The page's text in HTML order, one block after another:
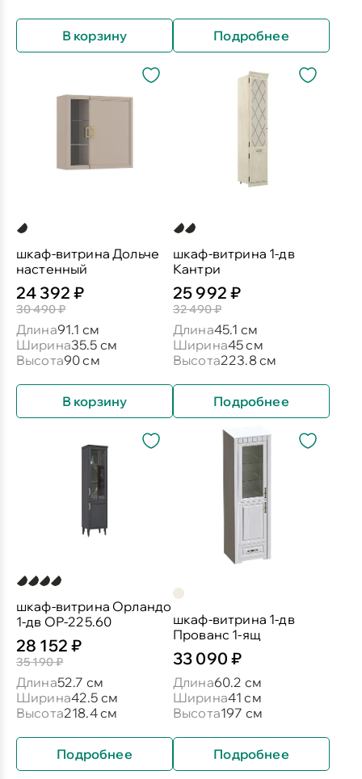
В корзину Подробнее
шкаф-витрина Дольче
настенный
24 392 ₽
30 490 ₽
Длина91.1 см
Ширина35.5 см
Высота90 см
В корзину
шкаф-витрина 1-дв
Кантри
25 992 ₽
32 490 ₽
Длина45.1 см
Ширина45 см
Высота223.8 см
Подробнее
шкаф-витрина Орландо
1-дв ОР-225.60
28 152 ₽
35 190 ₽
Длина52.7 см
Ширина42.5 см
Высота218.4 см
Подробнее
шкаф-витрина 1-дв
Прованс 1-ящ
33 090 ₽
Длина60.2 см
Ширина41 см
Высота197 см
Подробнее